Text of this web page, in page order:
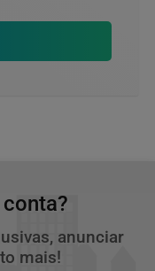
anunciar
mais!